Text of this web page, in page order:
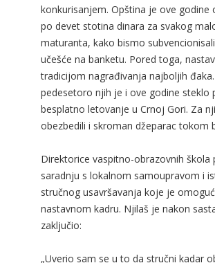
konkurisanjem. Opština je ove godine
po devet stotina dinara za svakog
maturanta, kako bismo
učešće na banketu. Pored toga,
tradicijom nagrađivanja najboljih
pedesetoro njih je i ove godine steklo
besplatno letovanje u Crnoj Gori. Za
obezbedili i skroman džeparac tokom
Direktorice vaspitno-obrazovnih škola
saradnju s lokalnom samoupravom i
stručnog usavršavanja koje je
nastavnom kadru. Njilaš je nakon
zaključio:
„Uverio sam se u to da stručni kadar